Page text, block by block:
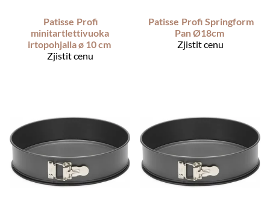
Patisse Profi
minitartlettivuoka
irtopohjalla ø 10 cm
Zjistit cenu
Patisse Profi Springform
Pan Ø18cm
Zjistit cenu